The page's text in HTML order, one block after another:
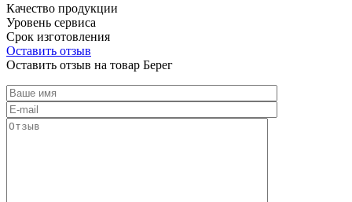
Качество продукции
Уровень сервиса
Срок изготовления
Оставить отзыв
Оставить отзыв на товар Берег